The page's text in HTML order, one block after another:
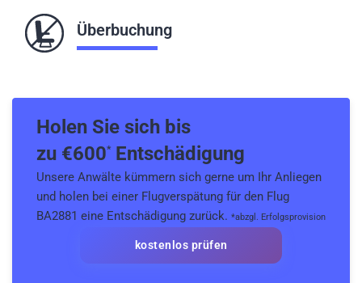
Überbuchung
Holen Sie sich bis
zu €600*Entschädigung
Unsere Anwälte kümmern sich gerne um Ihr Anliegen
und holen bei einer Flugverspätung für den Flug
BA2881 eine Entschädigung zurück. *abzgl. Erfolgsprovision
kostenlos prüfen